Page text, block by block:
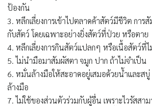
ป้องกัน
3. หลีกเลี่ยงการเข้าไปตลาดค้าสัตว์มีชีวิต การ
กับสัตว์ โดยเฉพาะอย่างยิ่งสัตว์ที่ป่วย หรือตาย
4. หลีกเลี่ยงการกินสัตว์แปลกๆ หรือเนื้อสัตว์ที่ไ
5. ไม่นำมือมาสัมผัสตา จมูก ปาก ถ้าไม่จำเป็น
6. หมั่นล้างมือให้สะอาดอยู่เสมอด้วยน้ำและสบู่
ล้างมือ
7. ไม่ใช้ของส่วนตัวร่วมกับผู้อื่น เพราะไวรัสสาม